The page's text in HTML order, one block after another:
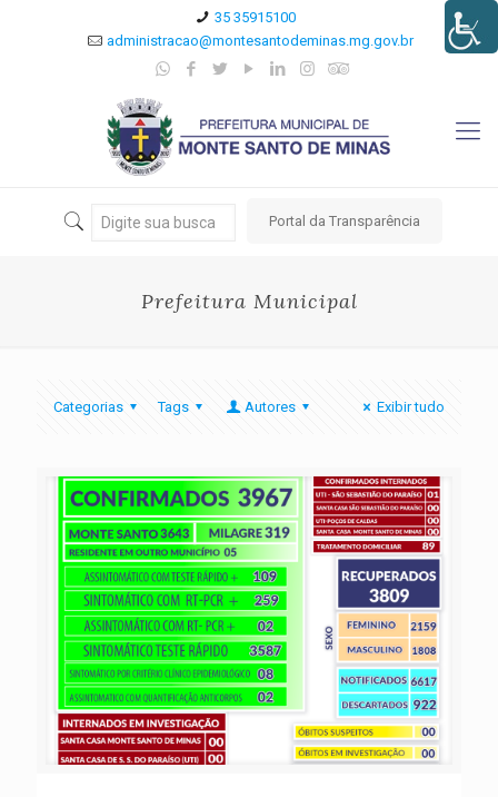
35 35915100
administracao@montesantodeminas.mg.gov.br
Portal da Transparência
Prefeitura Municipal
Categorias Tags Autores Exibir tudo